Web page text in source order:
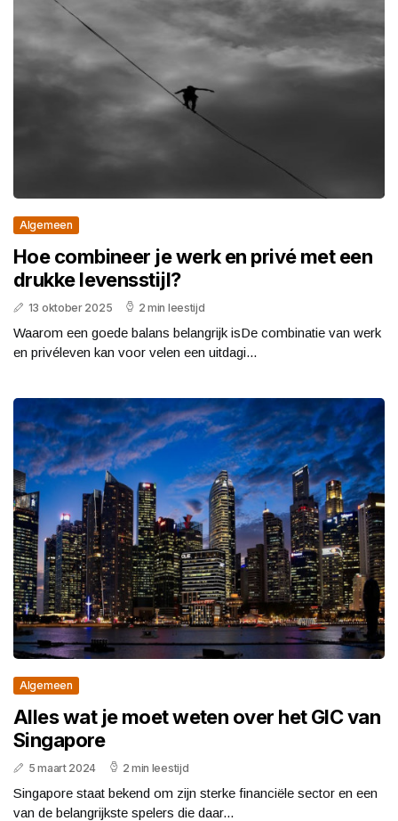
Algemeen
Hoe combineer je werk en privé met een
drukke levensstijl?
13 oktober 2025 2 min leestijd
Waarom een goede balans belangrijk isDe combinatie van werk
en privéleven kan voor velen een uitdagi...
Algemeen
Alles wat je moet weten over het GIC van
Singapore
5 maart 2024 2 min leestijd
Singapore staat bekend om zijn sterke financiële sector en een
van de belangrijkste spelers die daar...